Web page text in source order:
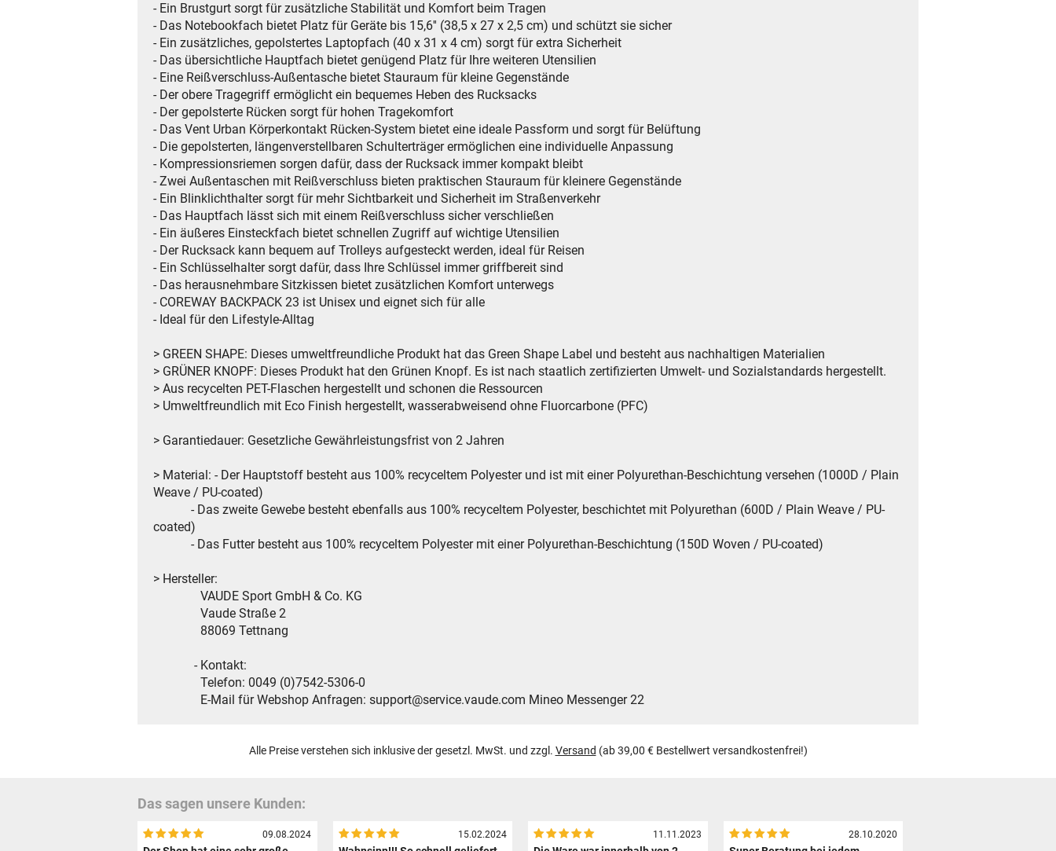
- Ein Brustgurt sorgt für zusätzliche Stabilität und Komfort beim Tragen
- Das Notebookfach bietet Platz für Geräte bis 15,6'' (38,5 x 27 x 2,5 cm) und schützt sie sicher
- Ein zusätzliches, gepolstertes Laptopfach (40 x 31 x 4 cm) sorgt für extra Sicherheit
- Das übersichtliche Hauptfach bietet genügend Platz für Ihre weiteren Utensilien
- Eine Reißverschluss-Außentasche bietet Stauraum für kleine Gegenstände
- Der obere Tragegriff ermöglicht ein bequemes Heben des Rucksacks
- Der gepolsterte Rücken sorgt für hohen Tragekomfort
- Das Vent Urban Körperkontakt Rücken-System bietet eine ideale Passform und sorgt für Belüftung
- Die gepolsterten, längenverstellbaren Schulterträger ermöglichen eine individuelle Anpassung
- Kompressionsriemen sorgen dafür, dass der Rucksack immer kompakt bleibt
- Zwei Außentaschen mit Reißverschluss bieten praktischen Stauraum für kleinere Gegenstände
- Ein Blinklichthalter sorgt für mehr Sichtbarkeit und Sicherheit im Straßenverkehr
- Das Hauptfach lässt sich mit einem Reißverschluss sicher verschließen
- Ein äußeres Einsteckfach bietet schnellen Zugriff auf wichtige Utensilien
- Der Rucksack kann bequem auf Trolleys aufgesteckt werden, ideal für Reisen
- Ein Schlüsselhalter sorgt dafür, dass Ihre Schlüssel immer griffbereit sind
- Das herausnehmbare Sitzkissen bietet zusätzlichen Komfort unterwegs
- COREWAY BACKPACK 23 ist Unisex und eignet sich für alle
- Ideal für den Lifestyle-Alltag
> GREEN SHAPE: Dieses umweltfreundliche Produkt hat das Green Shape Label und besteht aus nachhaltigen Materialien
> GRÜNER KNOPF: Dieses Produkt hat den Grünen Knopf. Es ist nach staatlich zertifizierten Umwelt- und Sozialstandards hergestellt.
> Aus recycelten PET-Flaschen hergestellt und schonen die Ressourcen
> Umweltfreundlich mit Eco Finish hergestellt, wasserabweisend ohne Fluorcarbone (PFC)
> Garantiedauer: Gesetzliche Gewährleistungsfrist von 2 Jahren
> Material: - Der Hauptstoff besteht aus 100% recyceltem Polyester und ist mit einer Polyurethan-Beschichtung versehen (1000D / Plain
Weave / PU-coated)
- Das zweite Gewebe besteht ebenfalls aus 100% recyceltem Polyester, beschichtet mit Polyurethan (600D / Plain Weave / PU-
coated)
- Das Futter besteht aus 100% recyceltem Polyester mit einer Polyurethan-Beschichtung (150D Woven / PU-coated)
> Hersteller:
VAUDE Sport GmbH & Co. KG
Vaude Straße 2
88069 Tettnang
- Kontakt:
Telefon: 0049 (0)7542-5306-0
E-Mail für Webshop Anfragen: support@service.vaude.com Mineo Messenger 22
Alle Preise verstehen sich inklusive der gesetzl. MwSt. und zzgl. Versand (ab 39,00 € Bestellwert versandkostenfrei!)
Das sagen unsere Kunden:
09.08.2024 15.02.2024 11.11.2023 28.10.2020